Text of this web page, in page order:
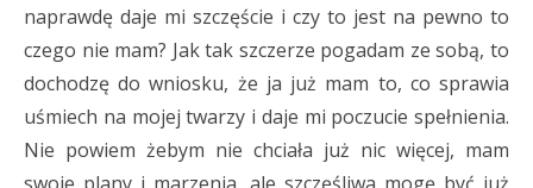
naprawdę daje mi szczęście i czy to jest na pewno to
czego nie mam? Jak tak szczerze pogadam ze sobą, to
dochodzę do wniosku, że ja już mam to, co sprawia
uśmiech na mojej twarzy i daje mi poczucie spełnienia.
Nie powiem żebym nie chciała już nic więcej, mam